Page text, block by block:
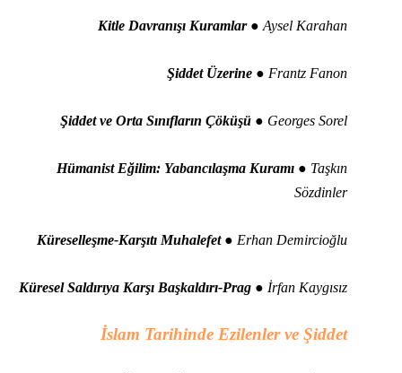
Kitle Davranışı Kuramlar● Aysel Karahan
Şiddet Üzerine ● Frantz Fanon
Şiddet ve Orta Sınıfların Çöküşü ● Georges Sorel
Hümanist Eğilim: Yabancılaşma Kuramı ● Taşkın
Sözdinler
Küreselleşme-Karşıtı Muhalefet● Erhan Demircioğlu
Küresel Saldırıya Karşı Başkaldırı-Prag ● İrfan Kaygısız
İslam Tarihinde Ezilenler ve Şiddet